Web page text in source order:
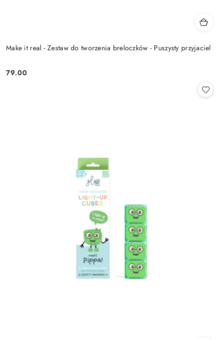
Make it real - Zestaw do tworzenia breloczków - Puszysty przyjaciel
Cena:
79.00